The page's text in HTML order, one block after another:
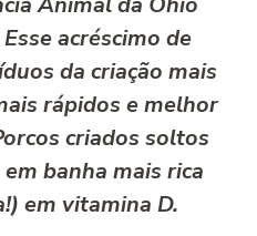
acréscimo de
da criação mais
rápidos e melhor
criados soltos
banha mais rica
em vitamina D.